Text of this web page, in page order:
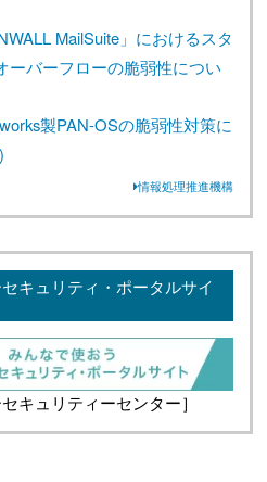
MailSuite」におけるスタ
ーバーフローの脆弱性につい
製PAN-OSの脆弱性対策に
情報処理推進機構
キュリティ・ポータルサイ
キュリティーセンター］